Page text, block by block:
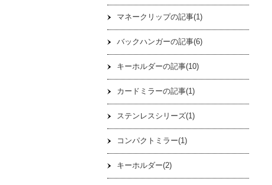
マネークリップの記事(1)
バックハンガーの記事(6)
キーホルダーの記事(10)
カードミラーの記事(1)
ステンレスシリーズ(1)
コンパクトミラー(1)
キーホルダー(2)